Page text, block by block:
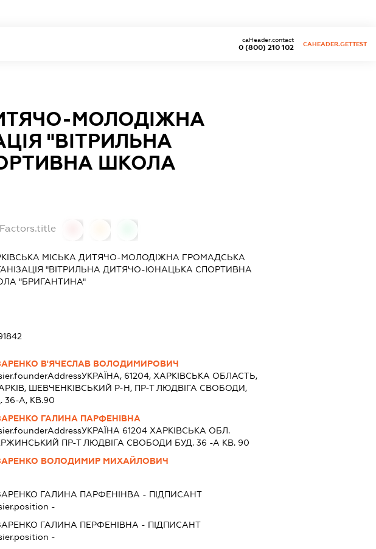
0 (800) 210 102
caHeader.contact
CAHEADER.GETTEST
МОЛОДІЖНА
"ВІТРИЛЬНА
ШКОЛА
МІСЬКА ДИТЯЧО-МОЛОДІЖНА ГРОМАДСЬКА
"ВІТРИЛЬНА ДИТЯЧО-ЮНАЦЬКА СПОРТИВНА
"БРИГАНТИНА"
В'ЯЧЕСЛАВ ВОЛОДИМИРОВИЧ
УКРАЇНА, 61204, ХАРКIВСЬКА ОБЛАСТЬ,
ШЕВЧЕНКIВСЬКИЙ Р-Н, ПР-Т ЛЮДВІГА СВОБОДИ,
36-А, КВ.90
ГАЛИНА ПАРФЕНІВНА
УКРАЇНА 61204 ХАРКIВСЬКА ОБЛ.
ПР-Т ЛЮДВІГА СВОБОДИ БУД. 36 -А КВ. 90
ВОЛОДИМИР МИХАЙЛОВИЧ
ГАЛИНА ПАРФЕНІНВА - ПІДПИСАНТ
-
ГАЛИНА ПЕРФЕНІВНА - ПІДПИСАНТ
-